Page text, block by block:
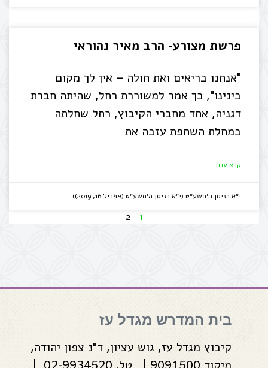
פרשת מצורע- הרב מאיר נהוראי
"אנחנו בריאים ואת חולה – אין לך מקום
בינינו", כך אמר למשוררת רחל, שהיתה חברת
דגניה, אחד מחברי הקיבוץ, רחל שחלתה
במחלת השחפת עזבה את
קרא עוד
י״א בניסן ה׳תשע״ט (י״א בניסן ה׳תשע״ט (אפריל 16, 2019))
2
בית המדרש מגדל עז
קיבוץ מגדל עז, גוש עציון, ד"נ צפון יהודה,